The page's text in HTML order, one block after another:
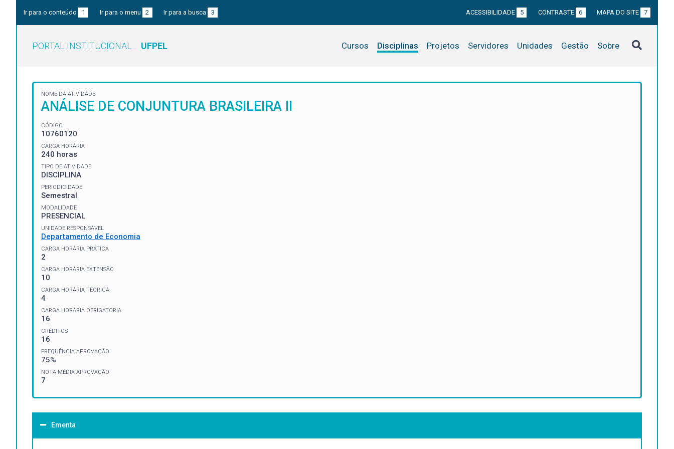
Ir para o conteúdo 1 Ir para o menu 2 Ir para a busca 3 ACESSIBILIDADE 5 CONTRASTE 6 MAPA DO SITE 7
PORTAL INSTITUCIONAL UFPEL Cursos Disciplinas Projetos Servidores Unidades Gestão Sobre
NOME DA ATIVIDADE
ANÁLISE DE CONJUNTURA BRASILEIRA II
CÓDIGO
10760120
CARGA HORÁRIA
240 horas
TIPO DE ATIVIDADE
DISCIPLINA
PERIODICIDADE
Semestral
MODALIDADE
PRESENCIAL
UNIDADE RESPONSÁVEL
Departamento de Economia
CARGA HORÁRIA PRÁTICA
2
CARGA HORÁRIA EXTENSÃO
10
CARGA HORÁRIA TEÓRICA
4
CARGA HORÁRIA OBRIGATÓRIA
16
CRÉDITOS
16
FREQUÊNCIA APROVAÇÃO
75%
NOTA MÉDIA APROVAÇÃO
7
Ementa